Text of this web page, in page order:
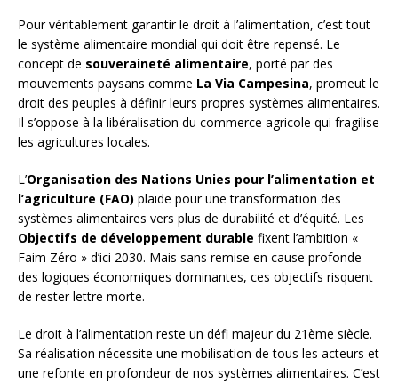
Pour véritablement garantir le droit à l’alimentation, c’est tout
le système alimentaire mondial qui doit être repensé. Le
concept de souveraineté alimentaire, porté par des
mouvements paysans comme La Via Campesina, promeut le
droit des peuples à définir leurs propres systèmes alimentaires.
Il s’oppose à la libéralisation du commerce agricole qui fragilise
les agricultures locales.
L’Organisation des Nations Unies pour l’alimentation et
l’agriculture (FAO) plaide pour une transformation des
systèmes alimentaires vers plus de durabilité et d’équité. Les
Objectifs de développement durable fixent l’ambition «
Faim Zéro » d’ici 2030. Mais sans remise en cause profonde
des logiques économiques dominantes, ces objectifs risquent
de rester lettre morte.
Le droit à l’alimentation reste un défi majeur du 21ème siècle.
Sa réalisation nécessite une mobilisation de tous les acteurs et
une refonte en profondeur de nos systèmes alimentaires. C’est